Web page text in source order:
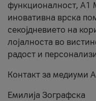
функционалност, А1
иновативна врска
секојдневието на
лојалноста во
радост и
Контакт за медиуми
Емилија Зографска